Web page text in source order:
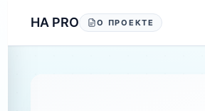
HA PRO О ПРОЕКТЕ